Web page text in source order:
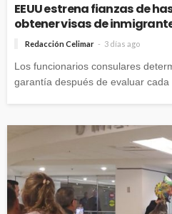
EEUU estrena fianzas de
obtener visas de
Redacción Celimar 3 días ago
Los funcionarios consulares
garantía después de evaluar cada